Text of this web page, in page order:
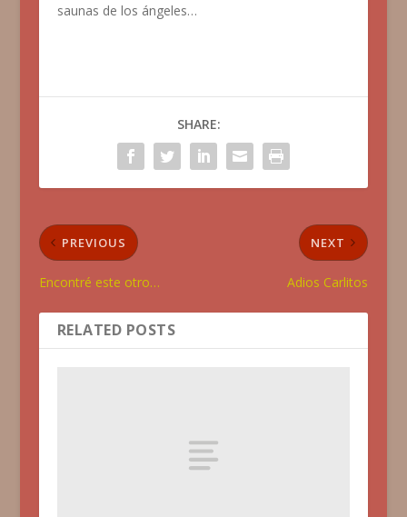
saunas de los ángeles…
SHARE:
PREVIOUS
Encontré este otro…
NEXT
Adios Carlitos
RELATED POSTS